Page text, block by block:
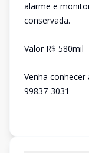
alarme e
conservada.
Valor R$ 580mil
Venha conhecer
99837-3031